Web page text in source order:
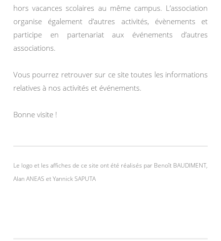
hors vacances scolaires au même campus. L’association
organise également d’autres activités, évènements et
participe en partenariat aux événements d’autres
associations.
Vous pourrez retrouver sur ce site toutes les informations
relatives à nos activités et événements.
Bonne visite !
Le logo et les affiches de ce site ont été réalisés par Benoît BAUDIMENT,
Alan ANEAS et Yannick SAPUTA